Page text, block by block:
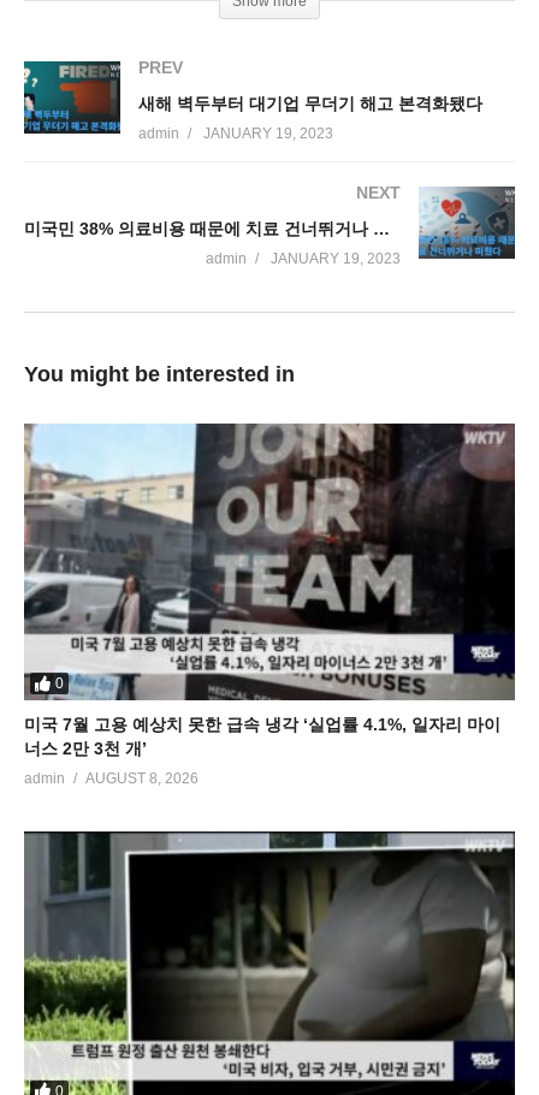
PREV
새해 벽두부터 대기업 무더기 해고 본격화됐다
admin JANUARY 19, 2023
NEXT
미국민 38% 의료비용 때문에 치료 건너뛰거나 미뤘다
admin JANUARY 19, 2023
You might be interested in
0
미국 7월 고용 예상치 못한 급속 냉각 ‘실업률 4.1%, 일자리 마이
너스 2만 3천 개’
admin AUGUST 8, 2026
0